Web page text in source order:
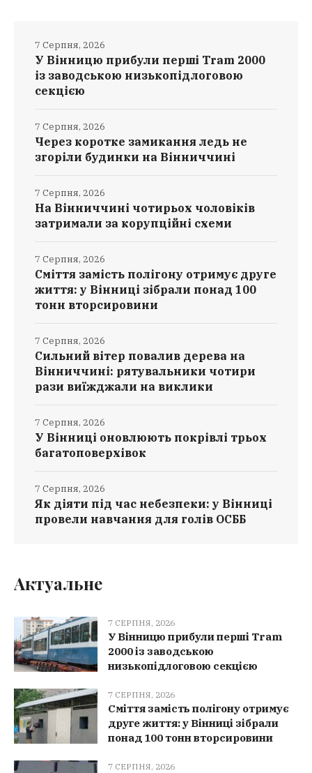
У Вінницю прибули перші Tram 2000
із заводською низькопідлоговою
секцією
7 Серпня, 2026
Через коротке замикання ледь не
згоріли будинки на Вінниччині
7 Серпня, 2026
На Вінниччині чотирьох чоловіків
затримали за корупційні схеми
7 Серпня, 2026
Сміття замість полігону отримує друге
життя: у Вінниці зібрали понад 100
тонн вторсировини
7 Серпня, 2026
Сильний вітер повалив дерева на
Вінниччині: рятувальники чотири
рази виїжджали на виклики
7 Серпня, 2026
У Вінниці оновлюють покрівлі трьох
багатоповерхівок
7 Серпня, 2026
Як діяти під час небезпеки: у Вінниці
провели навчання для голів ОСББ
7 Серпня, 2026
Актуальне
7 СЕРПНЯ, 2026
У Вінницю прибули перші Tram
2000 із заводською
низькопідлоговою секцією
7 СЕРПНЯ, 2026
Сміття замість полігону отримує
друге життя: у Вінниці зібрали
понад 100 тонн вторсировини
7 СЕРПНЯ, 2026